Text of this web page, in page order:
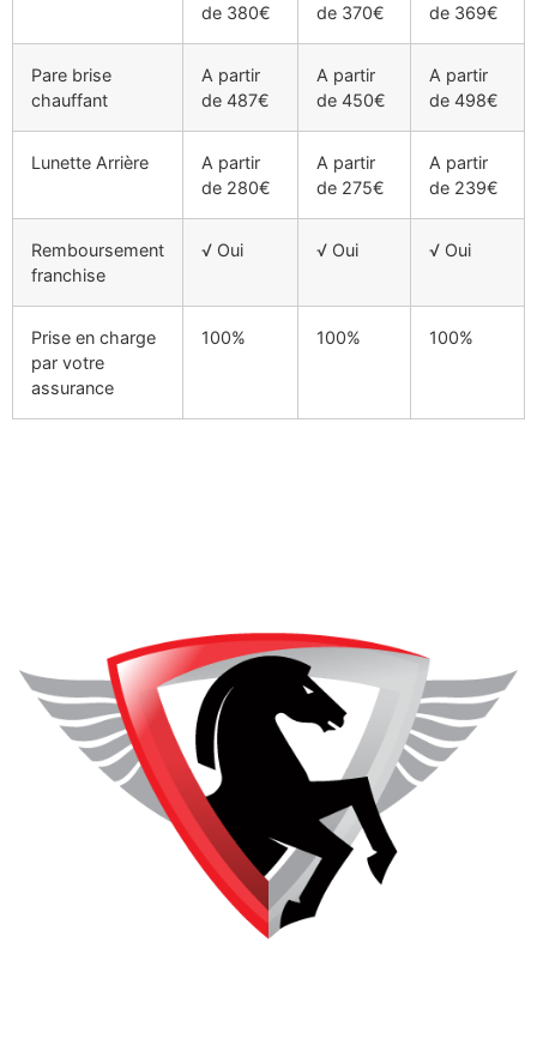
de 380€
de 370€
de 369€
Pare brise
chauffant
A partir
de 487€
A partir
de 450€
A partir
de 498€
Lunette Arrière
A partir
de 280€
A partir
de 275€
A partir
de 239€
Remboursement
franchise
√ Oui √ Oui √ Oui
Prise en charge
par votre
assurance
100% 100% 100%